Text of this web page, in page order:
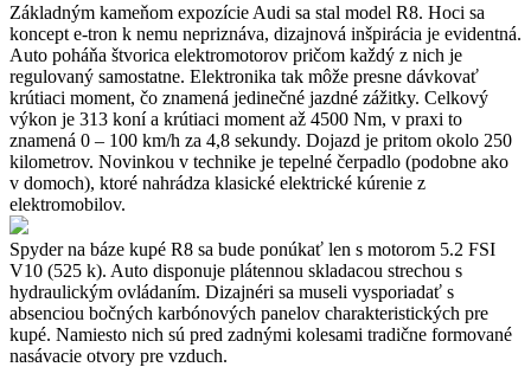
Základným kameňom expozície Audi sa stal model R8. Hoci sa
koncept e-tron k nemu nepriznáva, dizajnová inšpirácia je evidentná.
Auto poháňa štvorica elektromotorov pričom každý z nich je
regulovaný samostatne. Elektronika tak môže presne dávkovať
krútiaci moment, čo znamená jedinečné jazdné zážitky. Celkový
výkon je 313 koní a krútiaci moment až 4500 Nm, v praxi to
znamená 0 – 100 km/h za 4,8 sekundy. Dojazd je pritom okolo 250
kilometrov. Novinkou v technike je tepelné čerpadlo (podobne ako
v domoch), ktoré nahrádza klasické elektrické kúrenie z
elektromobilov.
Spyder na báze kupé R8 sa bude ponúkať len s motorom 5.2 FSI
V10 (525 k). Auto disponuje plátennou skladacou strechou s
hydraulickým ovládaním. Dizajnéri sa museli vysporiadať s
absenciou bočných karbónových panelov charakteristických pre
kupé. Namiesto nich sú pred zadnými kolesami tradične formované
nasávacie otvory pre vzduch.